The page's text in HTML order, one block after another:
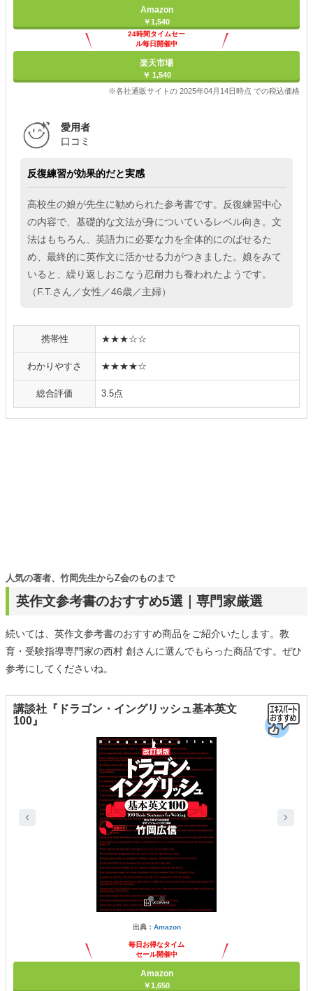
Amazon
￥1,540
24時間タイムセー
ル毎日開催中
楽天市場
￥ 1,540
※各社通販サイトの 2025年04月14日時点 での税込価格
愛用者
口コミ
反復練習が効果的だと実感
高校生の娘が先生に勧められた参考書です。反復練習中心
の内容で、基礎的な文法が身についているレベル向き。文
法はもちろん、英語力に必要な力を全体的にのばせるた
め、最終的に英作文に活かせる力がつきました。娘をみて
いると、繰り返しおこなう忍耐力も養われたようです。
（F.T.さん／女性／46歳／主婦）
携帯性 ★★★☆☆
わかりやすさ ★★★★☆
総合評価 3.5点
英作文参考書のおすすめ5選｜専門家厳選
人気の著者、竹岡先生からZ会のものまで
続いては、英作文参考書のおすすめ商品をご紹介いたします。教
育・受験指導専門家の西村 創さんに選んでもらった商品です。ぜひ
参考にしてくださいね。
講談社『ドラゴン・イングリッシュ基本英文
100』
出典： Amazon
毎日お得なタイム
セール開催中
Amazon
￥1,650